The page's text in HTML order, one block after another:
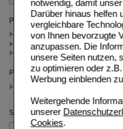
notwendig, damit
Darüber hinaus helfen
vergleichbare
von Ihnen bevorzugte
anzupassen. Die
unsere Seiten nutzen,
zu optimieren oder
Werbung einblenden
Weitergehende
unserer
Cookies.
Packungsgröße
50 g (1)
35 g (1)
Preis
Sortieren nach